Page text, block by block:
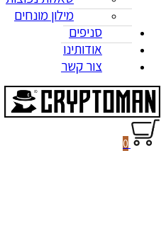
0
מילון מונחים
סניפים
אודותינו
צור קשר